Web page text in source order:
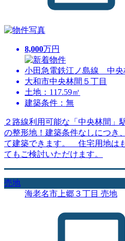
8,000万円
小田急電鉄江ノ島線 中央
大和市中央林間５丁目
土地：117.59㎡
建築条件：無
２路線利用可能な「中央林間
の整形地！建築条件なしにつき
て建築できます。 住宅用地は
てもご検討いただけます。
売地
海老名市上郷３丁目 売地